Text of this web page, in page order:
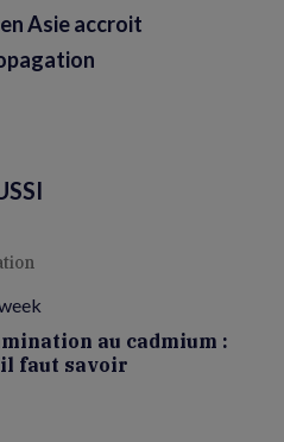
Asie accroit
au cadmium :
faut savoir